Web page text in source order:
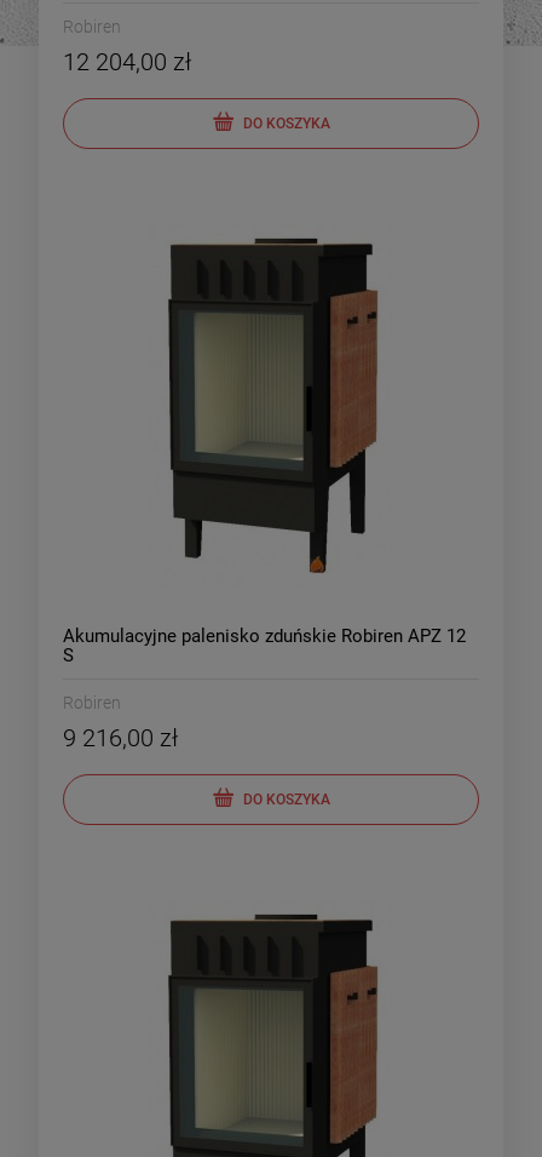
Robiren
12 204,00 zł
DO KOSZYKA
Akumulacyjne palenisko zduńskie Robiren APZ 12
S
Robiren
9 216,00 zł
DO KOSZYKA